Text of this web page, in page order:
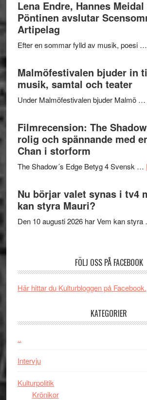
Lena Endre, Hannes
Pöntinen avslutar
Artipelag
Efter en sommar fylld av musik, poesi …
Malmöfestivalen bjuder in
musik, samtal och teater
Under Malmöfestivalen bjuder Malmö …
Filmrecension: The
rolig och spännande med
Chan i storform
The Shadow´s Edge Betyg 4 Svensk …
Nu börjar valet synas i tv4
kan styra Mauri?
Den 10 augusti 2026 har Vem kan
FÖLJ OSS PÅ FACEBOOK
Här hittar du Kulturbloggen på Facebook.
KATEGORIER
..
Intervju
Kulturpolitik
Krönikor